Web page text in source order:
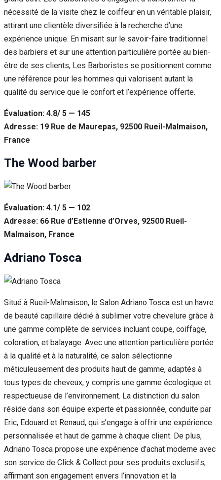
nécessité de la visite chez le coiffeur en un véritable plaisir,
attirant une clientèle diversifiée à la recherche d’une
expérience unique. En misant sur le savoir-faire traditionnel
des barbiers et sur une attention particulière portée au bien-
être de ses clients, Les Barboristes se positionnent comme
une référence pour les hommes qui valorisent autant la
qualité du service que le confort et l’expérience offerte.
Évaluation: 4.8/ 5 — 145
Adresse: 19 Rue de Maurepas, 92500 Rueil-Malmaison,
France
The Wood barber
Évaluation: 4.1/ 5 — 102
Adresse: 66 Rue d’Estienne d’Orves, 92500 Rueil-
Malmaison, France
Adriano Tosca
Situé à Rueil-Malmaison, le Salon Adriano Tosca est un havre
de beauté capillaire dédié à sublimer votre chevelure grâce à
une gamme complète de services incluant coupe, coiffage,
coloration, et balayage. Avec une attention particulière portée
à la qualité et à la naturalité, ce salon sélectionne
méticuleusement des produits haut de gamme, adaptés à
tous types de cheveux, y compris une gamme écologique et
respectueuse de l’environnement. La distinction du salon
réside dans son équipe experte et passionnée, conduite par
Eric, Edouard et Renaud, qui s’engage à offrir une expérience
personnalisée et haut de gamme à chaque client. De plus,
Adriano Tosca propose une expérience d’achat moderne avec
son service de Click & Collect pour ses produits exclusifs,
affirmant son engagement envers l’innovation et la